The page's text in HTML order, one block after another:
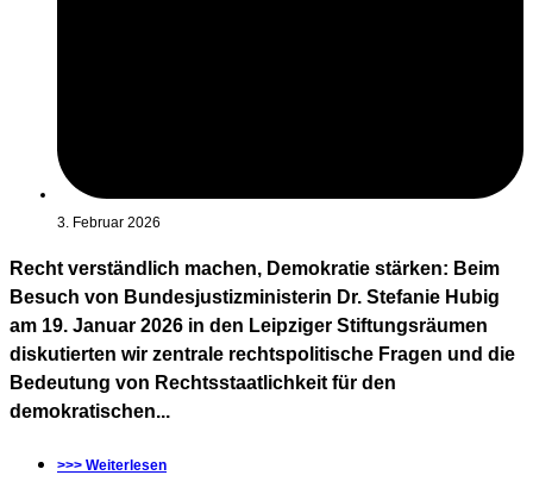
3. Februar 2026
Recht verständlich machen, Demokratie stärken: Beim
Besuch von Bundesjustizministerin Dr. Stefanie Hubig
am 19. Januar 2026 in den Leipziger Stiftungsräumen
diskutierten wir zentrale rechtspolitische Fragen und die
Bedeutung von Rechtsstaatlichkeit für den
demokratischen...
>>> Weiterlesen